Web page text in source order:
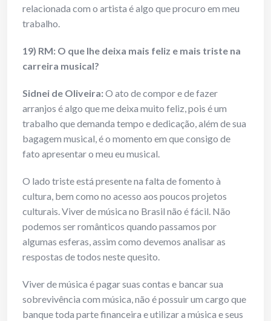
relacionada com o artista é algo que procuro em meu
trabalho.
19) RM: O que lhe deixa mais feliz e mais triste na
carreira musical?
Sidnei de Oliveira:O ato de compor e de fazer
arranjos é algo que me deixa muito feliz, pois é um
trabalho que demanda tempo e dedicação, além de sua
bagagem musical, é o momento em que consigo de
fato apresentar o meu eu musical.
O lado triste está presente na falta de fomento à
cultura, bem como no acesso aos poucos projetos
culturais. Viver de música no Brasil não é fácil. Não
podemos ser românticos quando passamos por
algumas esferas, assim como devemos analisar as
respostas de todos neste quesito.
Viver de música é pagar suas contas e bancar sua
sobrevivência com música, não é possuir um cargo que
banque toda parte financeira e utilizar a música e seus